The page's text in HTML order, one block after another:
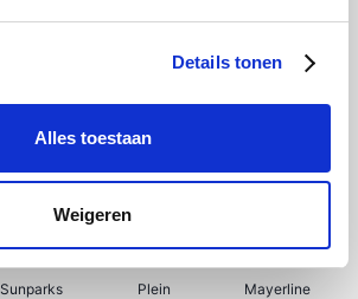
Details tonen
Alles toestaan
Weigeren
Shein Bergfreunde Smartwatchbanden
Sunparks Plein Mayerline